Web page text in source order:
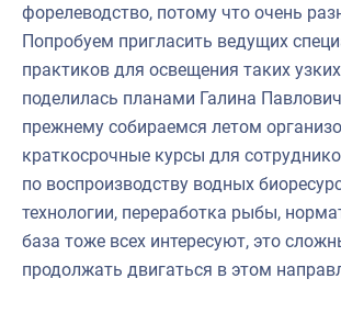
форелеводство, потому что очень
Попробуем пригласить ведущих
практиков для освещения таких
поделилась планами Галина
прежнему собираемся летом
краткосрочные курсы для
по воспроизводству водных
технологии, переработка рыбы,
база тоже всех интересуют, это
продолжать двигаться в этом